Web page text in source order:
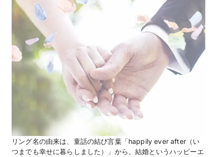
リング名の由来は、童話の結び言葉「happily ever after（い
つまでも幸せに暮らしました）」から。結婚というハッピーエ